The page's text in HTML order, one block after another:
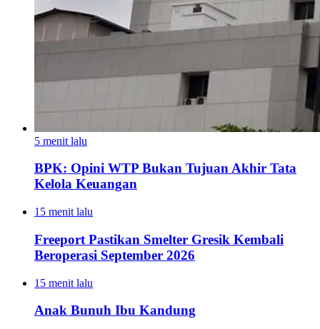
5 menit lalu
BPK: Opini WTP Bukan Tujuan Akhir Tata
Kelola Keuangan
15 menit lalu
Freeport Pastikan Smelter Gresik Kembali
Beroperasi September 2026
15 menit lalu
Anak Bunuh Ibu Kandung